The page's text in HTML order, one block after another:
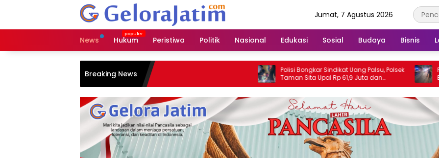
Jumat, 7 Agustus 2026
News Hukum Peristiwa Politik Nasional Edukasi Sosial Budaya Bisnis
Breaking News
Polisi Bongkar Sindikat Uang Palsu, Polsek
Taman Sita Upal Rp 61,9 Juta dan
Tangkap Tiga Tersangka
Pejalan
Alami